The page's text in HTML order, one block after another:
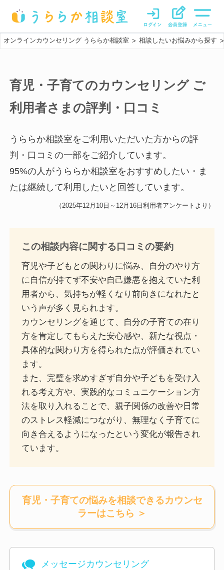
オンラインカウンセリング うららか相談室 > 相談したいお悩みから探す >
育児・子育てのカウンセリングご
利用者さまの評判・口コミ
うららか相談室をご利用いただいた方からの評
判・口コミの一部をご紹介しています。
95%の人がうららか相談室をおすすめしたい・ま
たは継続して利用したいと回答しています。
（ 2025年12月10日～12月16日 利用者アンケートより）
この相談内容に関する口コミの要約
育児や子どもとの関わりに悩み、自分のやり方
に自信が持てず不安や自己嫌悪を抱えていた利
用者から、気持ちが軽くなり前向きになれたと
いう声が多く見られます。
カウンセリングを通じて、自分の子育ての在り
方を肯定してもらえた安心感や、新たな視点・
具体的な関わり方を得られた点が評価されてい
ます。
また、完璧を求めすぎず自分や子どもを受け入
れる考え方や、実践的なコミュニケーション方
法を取り入れることで、親子関係の改善や日常
のストレス軽減につながり、無理なく子育てに
向き合えるようになったという変化が報告され
ています。
育児・子育ての悩みを相談できるカウンセ
ラーはこちら ＞
メッセージカウンセリング